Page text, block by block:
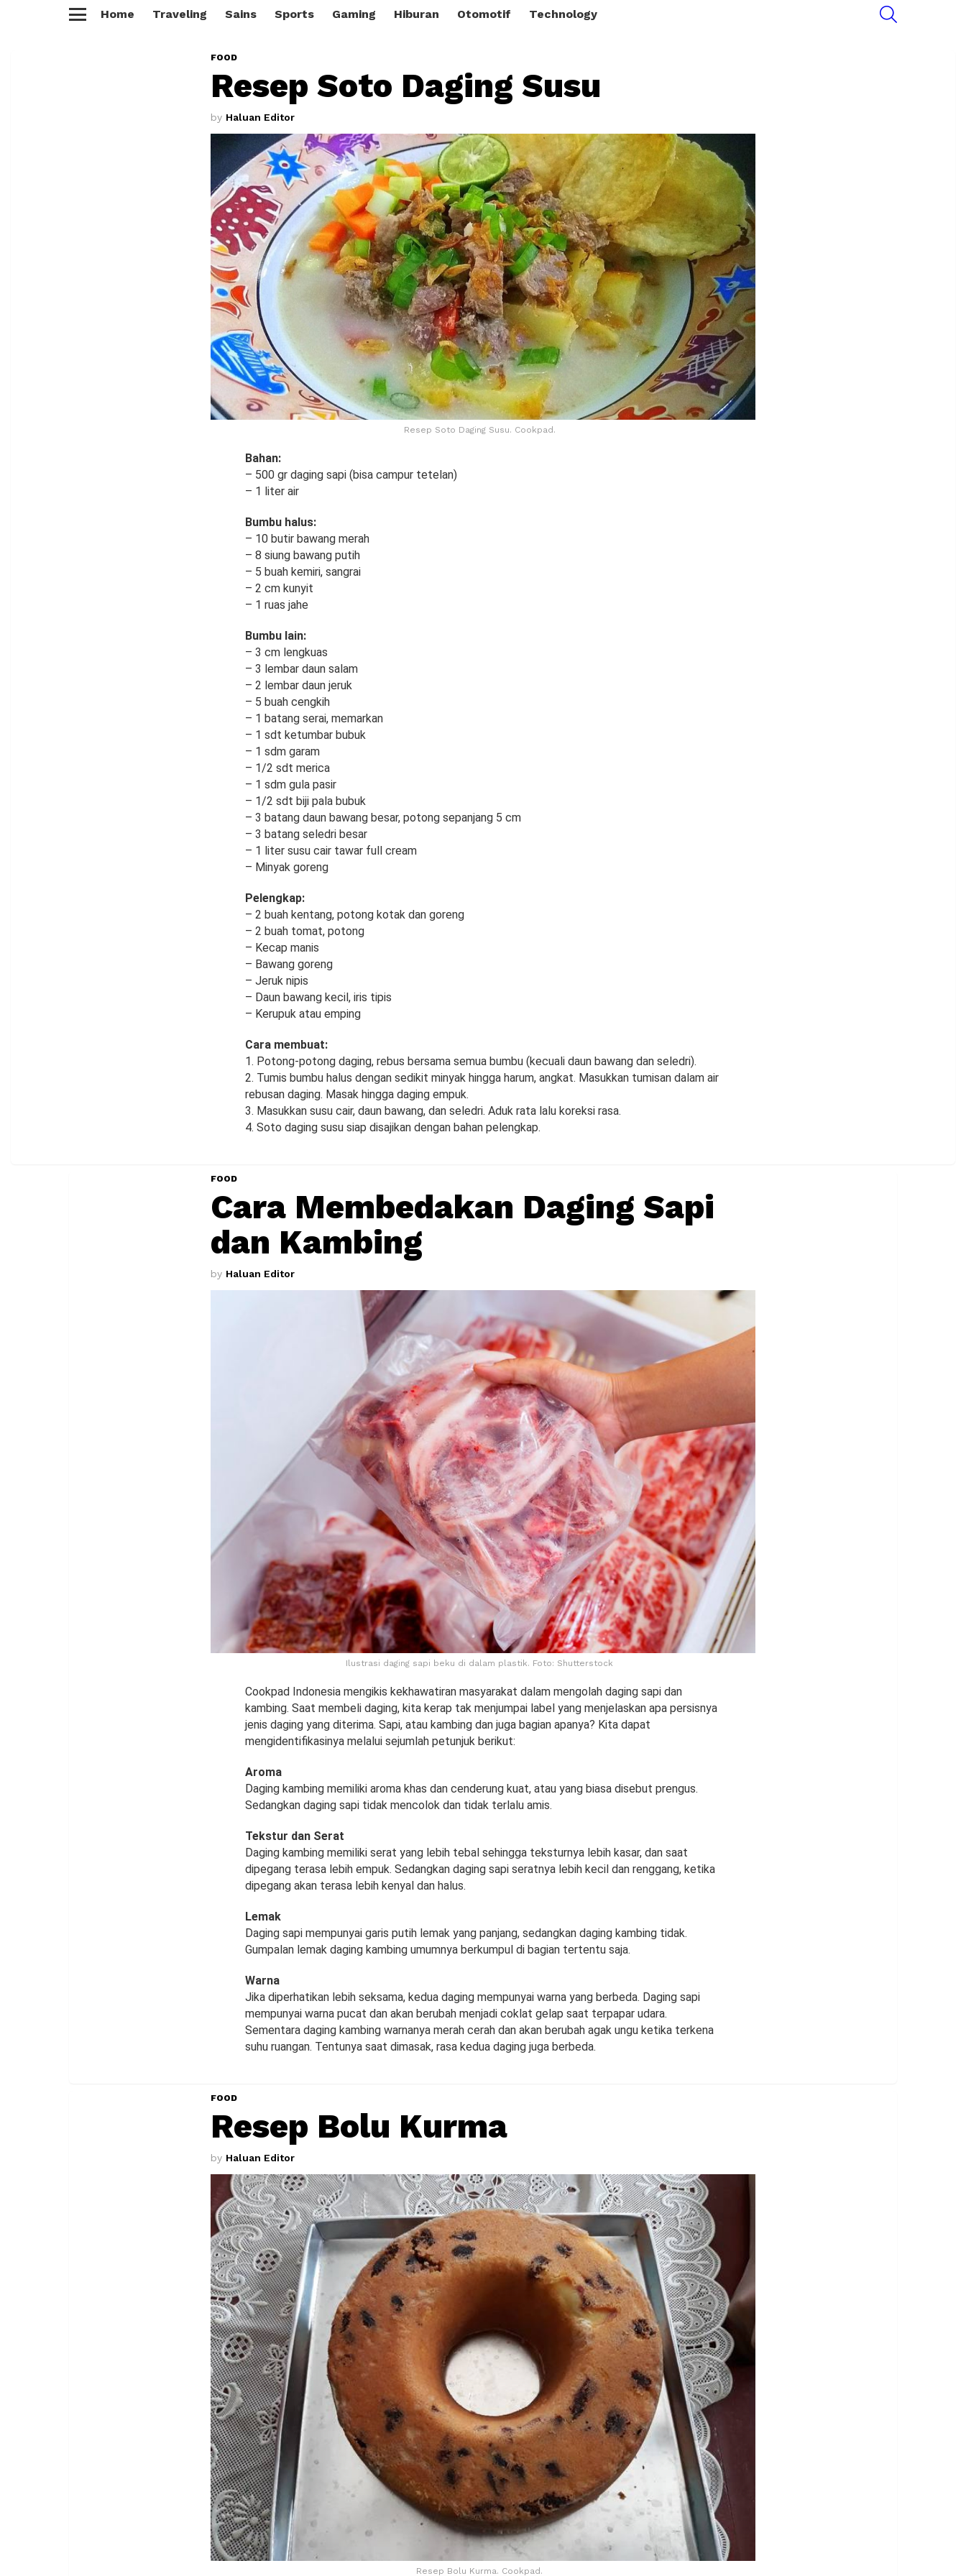
Home Traveling Sains Sports Gaming Hiburan Otomotif Technology
FOOD
Resep Soto Daging Susu
by Haluan Editor
Resep Soto Daging Susu. Cookpad.
Bahan:
– 500 gr daging sapi (bisa campur tetelan)
– 1 liter air
Bumbu halus:
– 10 butir bawang merah
– 8 siung bawang putih
– 5 buah kemiri, sangrai
– 2 cm kunyit
– 1 ruas jahe
Bumbu lain:
– 3 cm lengkuas
– 3 lembar daun salam
– 2 lembar daun jeruk
– 5 buah cengkih
– 1 batang serai, memarkan
– 1 sdt ketumbar bubuk
– 1 sdm garam
– 1/2 sdt merica
– 1 sdm gula pasir
– 1/2 sdt biji pala bubuk
– 3 batang daun bawang besar, potong sepanjang 5 cm
– 3 batang seledri besar
– 1 liter susu cair tawar full cream
– Minyak goreng
Pelengkap:
– 2 buah kentang, potong kotak dan goreng
– 2 buah tomat, potong
– Kecap manis
– Bawang goreng
– Jeruk nipis
– Daun bawang kecil, iris tipis
– Kerupuk atau emping
Cara membuat:
1. Potong-potong daging, rebus bersama semua bumbu (kecuali daun bawang dan seledri).
2. Tumis bumbu halus dengan sedikit minyak hingga harum, angkat. Masukkan tumisan dalam air
rebusan daging. Masak hingga daging empuk.
3. Masukkan susu cair, daun bawang, dan seledri. Aduk rata lalu koreksi rasa.
4. Soto daging susu siap disajikan dengan bahan pelengkap.
FOOD
Cara Membedakan Daging Sapi
dan Kambing
by Haluan Editor
Ilustrasi daging sapi beku di dalam plastik. Foto: Shutterstock
Cookpad Indonesia mengikis kekhawatiran masyarakat dalam mengolah daging sapi dan
kambing. Saat membeli daging, kita kerap tak menjumpai label yang menjelaskan apa persisnya
jenis daging yang diterima. Sapi, atau kambing dan juga bagian apanya? Kita dapat
mengidentifikasinya melalui sejumlah petunjuk berikut:
Aroma
Daging kambing memiliki aroma khas dan cenderung kuat, atau yang biasa disebut prengus.
Sedangkan daging sapi tidak mencolok dan tidak terlalu amis.
Tekstur dan Serat
Daging kambing memiliki serat yang lebih tebal sehingga teksturnya lebih kasar, dan saat
dipegang terasa lebih empuk. Sedangkan daging sapi seratnya lebih kecil dan renggang, ketika
dipegang akan terasa lebih kenyal dan halus.
Lemak
Daging sapi mempunyai garis putih lemak yang panjang, sedangkan daging kambing tidak.
Gumpalan lemak daging kambing umumnya berkumpul di bagian tertentu saja.
Warna
Jika diperhatikan lebih seksama, kedua daging mempunyai warna yang berbeda. Daging sapi
mempunyai warna pucat dan akan berubah menjadi coklat gelap saat terpapar udara.
Sementara daging kambing warnanya merah cerah dan akan berubah agak ungu ketika terkena
suhu ruangan. Tentunya saat dimasak, rasa kedua daging juga berbeda.
FOOD
Resep Bolu Kurma
by Haluan Editor
Resep Bolu Kurma. Cookpad.